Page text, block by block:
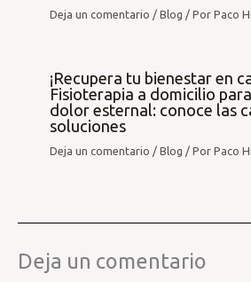
Deja un comentario /Blog / PorPaco
¡Recupera tu bienestar en
Fisioterapia a domicilio
dolor esternal: conoce las
soluciones
Deja un comentario /Blog / PorPaco
Deja un comentario